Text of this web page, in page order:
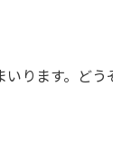
ります。ど